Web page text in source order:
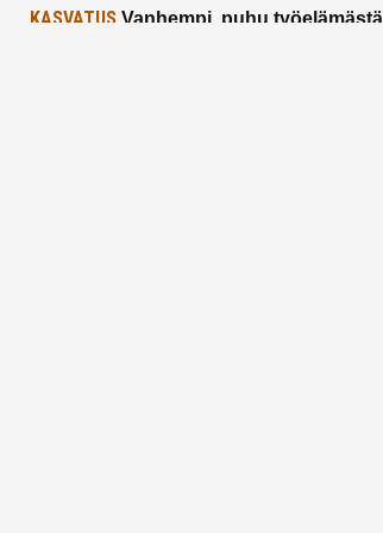
KASVATUS Vanhempi, puhu työelämästä